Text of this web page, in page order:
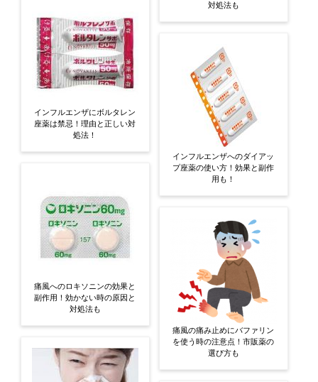
インフルエンザにボルタレン
座薬は禁忌！理由と正しい対
処法！
痛風へのロキソニンの効果と
副作用！効かない時の原因と
対処法も
対処法も
インフルエンザへのダイアッ
プ座薬の使い方！効果と副作
用も！
痛風の痛み止めにバファリン
を使う時の注意点！市販薬の
選び方も